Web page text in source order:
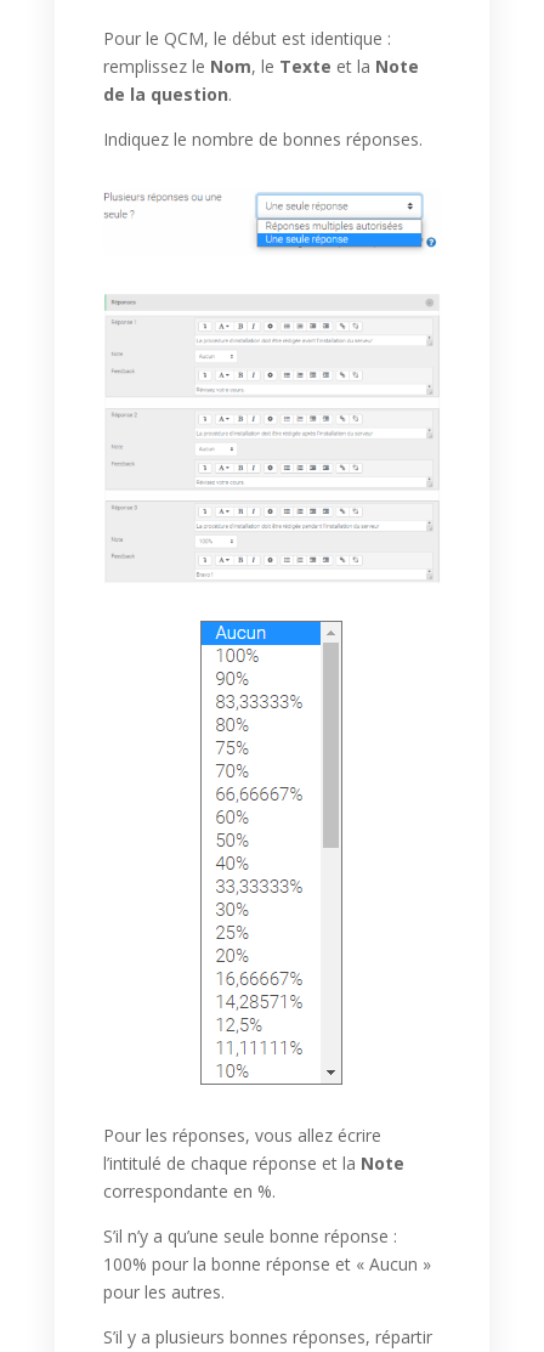
Pour le QCM, le début est identique :
remplissez le Nom, le Texte et la Note
de la question.
Indiquez le nombre de bonnes réponses.
Pour les réponses, vous allez écrire
l’intitulé de chaque réponse et la Note
correspondante en %.
S’il n’y a qu’une seule bonne réponse :
100% pour la bonne réponse et « Aucun »
pour les autres.
S’il y a plusieurs bonnes réponses, répartir